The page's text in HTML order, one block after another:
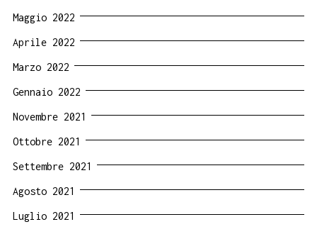
Maggio 2022
Aprile 2022
Marzo 2022
Gennaio 2022
Novembre 2021
Ottobre 2021
Settembre 2021
Agosto 2021
Luglio 2021